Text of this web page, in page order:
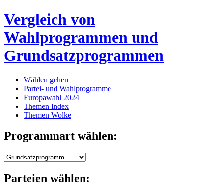
Vergleich von
Wahlprogrammen und
Grundsatzprogrammen
Wählen gehen
Partei- und Wahlprogramme
Europawahl 2024
Themen Index
Themen Wolke
Programmart wählen:
Parteien wählen: